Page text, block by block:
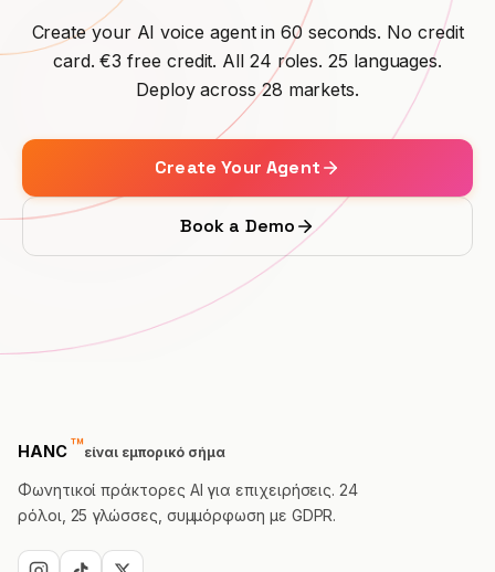
Create your AI voice agent in 60 seconds. No credit
card. €3 free credit. All 24 roles. 25 languages.
Deploy across 28 markets.
Create Your Agent
Book a Demo
HANC™
trademarkείναι εμπορικό σήμα
Φωνητικοί πράκτορες AI για επιχειρήσεις. 24
ρόλοι, 25 γλώσσες, συμμόρφωση με GDPR.